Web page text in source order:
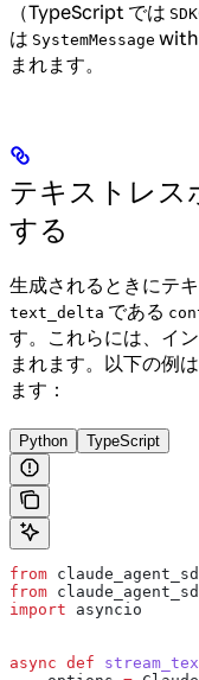
（TypeScript では
は SystemMessage
まれます。
テキストレス
する
生成されるときにテ
text_delta である
す。これらには、イ
まれます。以下の例
ます：
Python TypeScript
from
from
import asyncio
async def